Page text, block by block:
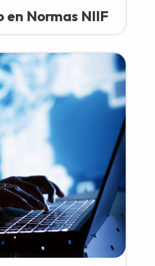
en Normas NIIF